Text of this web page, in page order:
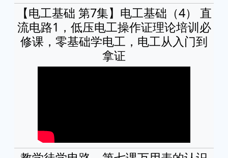
【电工基础 第7集】电工基础（4） 直
流电路1，低压电工操作证理论培训必
修课，零基础学电工，电工从入门到
拿证